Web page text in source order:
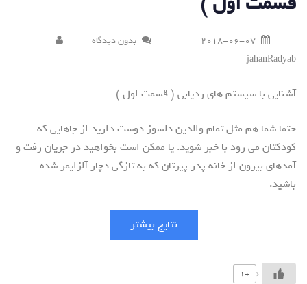
2018-06-07
بدون دیدگاه
jahanRadyab
آشنایی با سیستم های ردیابی ( قسمت اول )
حتما شما هم مثل تمام والدین دلسوز دوست دارید از جاهایی که
کودکتان می رود با خبر شوید. یا ممکن است بخواهید در جریان رفت و
آمدهای بیرون از خانه پدر پیرتان که به تازگی دچار آلزایمر شده
باشید.
نتایج بیشتر
+1